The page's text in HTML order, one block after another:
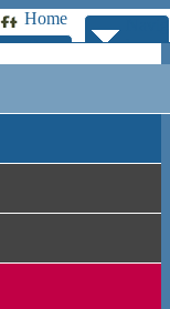
Home
Zur
Navigation